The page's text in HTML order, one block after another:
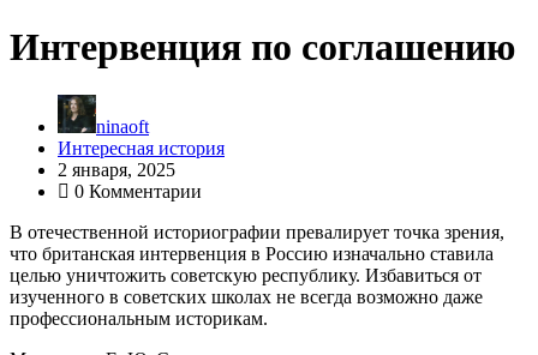
Интервенция по соглашению
ninaoft
Интересная история
2 января, 2025
0 Комментарии
В отечественной историографии превалирует точка зрения,
что британская интервенция в Россию изначально ставила
целью уничтожить советскую республику. Избавиться от
изученного в советских школах не всегда возможно даже
профессиональным историкам.